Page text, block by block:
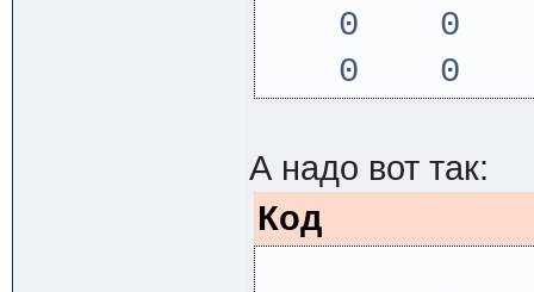
0 0
0 0
А надо вот так:
Код